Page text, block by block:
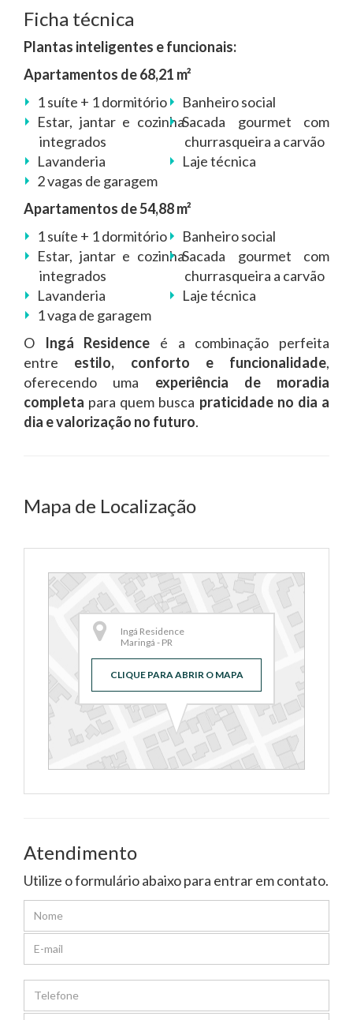
Ficha técnica
Plantas inteligentes e funcionais:
Apartamentos de 68,21 m²
1 suíte + 1 dormitório
Banheiro social
Estar, jantar e cozinha
integrados
Sacada gourmet com
churrasqueira a carvão
Lavanderia
Laje técnica
2 vagas de garagem
Apartamentos de 54,88 m²
1 suíte + 1 dormitório
Banheiro social
Estar, jantar e cozinha
integrados
Sacada gourmet com
churrasqueira a carvão
Lavanderia
Laje técnica
1 vaga de garagem
O
Ingá Residence é a combinação perfeita
entre estilo, conforto e funcionalidade,
oferecendo uma experiência de moradia
completa para quem busca praticidade no dia a
dia e valorização no futuro.
Mapa de Localização
Ingá Residence
Maringá - PR
CLIQUE PARA ABRIR O MAPA
Atendimento
Utilize o formulário abaixo para entrar em contato.